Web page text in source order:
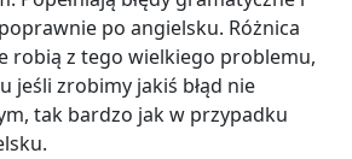
po angielsku. Różnica
robią z tego wielkiego problemu,
jeśli zrobimy jakiś błąd nie
tak bardzo jak w przypadku